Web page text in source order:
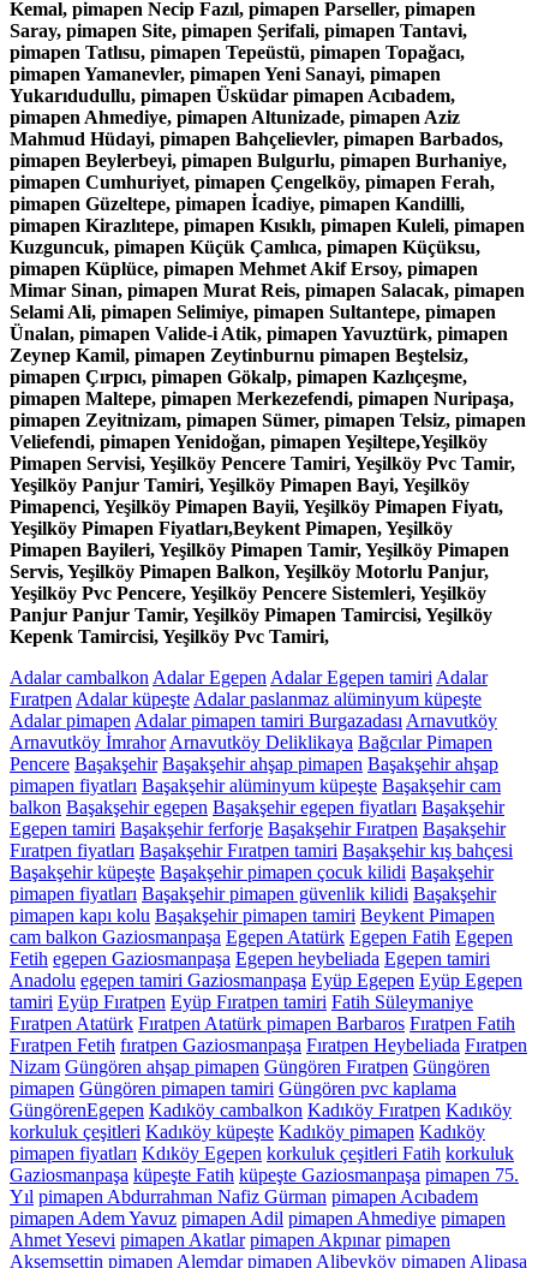
Kemal, pimapen Necip Fazıl, pimapen Parseller, pimapen
Saray, pimapen Site, pimapen Şerifali, pimapen Tantavi,
pimapen Tatlısu, pimapen Tepeüstü, pimapen Topağacı,
pimapen Yamanevler, pimapen Yeni Sanayi, pimapen
Yukarıdudullu, pimapen Üsküdar pimapen Acıbadem,
pimapen Ahmediye, pimapen Altunizade, pimapen Aziz
Mahmud Hüdayi, pimapen Bahçelievler, pimapen Barbados,
pimapen Beylerbeyi, pimapen Bulgurlu, pimapen Burhaniye,
pimapen Cumhuriyet, pimapen Çengelköy, pimapen Ferah,
pimapen Güzeltepe, pimapen İcadiye, pimapen Kandilli,
pimapen Kirazlıtepe, pimapen Kısıklı, pimapen Kuleli, pimapen
Kuzguncuk, pimapen Küçük Çamlıca, pimapen Küçüksu,
pimapen Küplüce, pimapen Mehmet Akif Ersoy, pimapen
Mimar Sinan, pimapen Murat Reis, pimapen Salacak, pimapen
Selami Ali, pimapen Selimiye, pimapen Sultantepe, pimapen
Ünalan, pimapen Valide-i Atik, pimapen Yavuztürk, pimapen
Zeynep Kamil, pimapen Zeytinburnu pimapen Beştelsiz,
pimapen Çırpıcı, pimapen Gökalp, pimapen Kazlıçeşme,
pimapen Maltepe, pimapen Merkezefendi, pimapen Nuripaşa,
pimapen Zeyitnizam, pimapen Sümer, pimapen Telsiz, pimapen
Veliefendi, pimapen Yenidoğan, pimapen Yeşiltepe,Yeşilköy
Pimapen Servisi, Yeşilköy Pencere Tamiri, Yeşilköy Pvc Tamir,
Yeşilköy Panjur Tamiri, Yeşilköy Pimapen Bayi, Yeşilköy
Pimapenci, Yeşilköy Pimapen Bayii, Yeşilköy Pimapen Fiyatı,
Yeşilköy Pimapen Fiyatları,Beykent Pimapen, Yeşilköy
Pimapen Bayileri, Yeşilköy Pimapen Tamir, Yeşilköy Pimapen
Servis, Yeşilköy Pimapen Balkon, Yeşilköy Motorlu Panjur,
Yeşilköy Pvc Pencere, Yeşilköy Pencere Sistemleri, Yeşilköy
Panjur Panjur Tamir, Yeşilköy Pimapen Tamircisi, Yeşilköy
Kepenk Tamircisi, Yeşilköy Pvc Tamiri,
Adalar cambalkon Adalar Egepen Adalar Egepen tamiri Adalar
Fıratpen Adalar küpeşte Adalar paslanmaz alüminyum küpeşte
Adalar pimapen Adalar pimapen tamiri Burgazadası Arnavutköy
Arnavutköy İmrahor Arnavutköy Deliklikaya Bağcılar Pimapen
Pencere Başakşehir Başakşehir ahşap pimapen Başakşehir ahşap
pimapen fiyatları Başakşehir alüminyum küpeşte Başakşehir cam
balkon Başakşehir egepen Başakşehir egepen fiyatları Başakşehir
Egepen tamiri Başakşehir ferforje Başakşehir Fıratpen Başakşehir
Fıratpen fiyatları Başakşehir Fıratpen tamiri Başakşehir kış bahçesi
Başakşehir küpeşte Başakşehir pimapen çocuk kilidi Başakşehir
pimapen fiyatları Başakşehir pimapen güvenlik kilidi Başakşehir
pimapen kapı kolu Başakşehir pimapen tamiri Beykent Pimapen
cam balkon Gaziosmanpaşa Egepen Atatürk Egepen Fatih Egepen
Fetih egepen Gaziosmanpaşa Egepen heybeliada Egepen tamiri
Anadolu egepen tamiri Gaziosmanpaşa Eyüp Egepen Eyüp Egepen
tamiri Eyüp Fıratpen Eyüp Fıratpen tamiri Fatih Süleymaniye
Fıratpen Atatürk Fıratpen Atatürk pimapen Barbaros Fıratpen Fatih
Fıratpen Fetih fıratpen Gaziosmanpaşa Fıratpen Heybeliada Fıratpen
Nizam Güngören ahşap pimapen Güngören Fıratpen Güngören
pimapen Güngören pimapen tamiri Güngören pvc kaplama
GüngörenEgepen Kadıköy cambalkon Kadıköy Fıratpen Kadıköy
korkuluk çeşitleri Kadıköy küpeşte Kadıköy pimapen Kadıköy
pimapen fiyatları Kdıköy Egepen korkuluk çeşitleri Fatih korkuluk
Gaziosmanpaşa küpeşte Fatih küpeşte Gaziosmanpaşa pimapen 75.
Yıl pimapen Abdurrahman Nafiz Gürman pimapen Acıbadem
pimapen Adem Yavuz pimapen Adil pimapen Ahmediye pimapen
Ahmet Yesevi pimapen Akatlar pimapen Akpınar pimapen
Akşemsettin pimapen Alemdar pimapen Alibeyköy pimapen Alipaşa